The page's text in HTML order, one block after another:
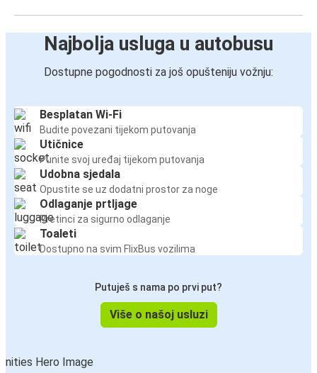
Najbolja usluga u autobusu
Dostupne pogodnosti za još opušteniju vožnju:
Besplatan Wi-Fi
Budite povezani tijekom putovanja
Utičnice
Punite svoj uređaj tijekom putovanja
Udobna sjedala
Opustite se uz dodatni prostor za noge
Odlaganje prtljage
Pretinci za sigurno odlaganje
Toaleti
Dostupno na svim FlixBus vozilima
Putuješ s nama po prvi put?
Više o našoj usluzi